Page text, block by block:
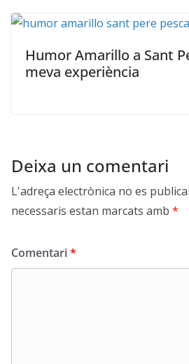
Humor Amarillo a Sant
meva experiència
Deixa un comentari
L'adreça electrònica no es
necessaris estan marcats amb *
Comentari*